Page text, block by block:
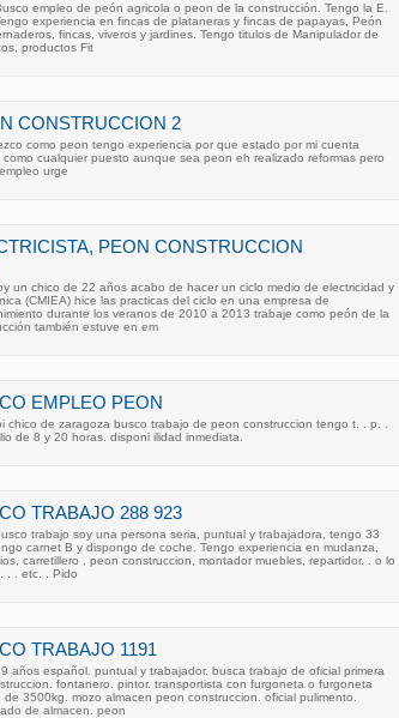
empleo de peón agricola o peon de la construcción. Tengo la E.
experiencia en fincas de plataneras y fincas de papayas, Peón
fincas, viveros y jardines. Tengo titulos de Manipulador de
productos Fit
CONSTRUCCION 2
como peon tengo experiencia por que estado por mi cuenta
como cualquier puesto aunque sea peon eh realizado reformas pero
urge
PEON CONSTRUCCION
un chico de 22 años acabo de hacer un ciclo medio de electricidad y
(CMIEA) hice las practicas del ciclo en una empresa de
durante los veranos de 2010 a 2013 trabaje como peón de la
también estuve en em
EMPLEO PEON
chico de zaragoza busco trabajo de peon construccion tengo t. . p. .
de 8 y 20 horas. disponi ilidad inmediata.
TRABAJO 288 923
trabajo soy una persona seria, puntual y trabajadora, tengo 33
carnet B y dispongo de coche. Tengo experiencia en mudanza,
carretillero , peon construccion, montador muebles, repartidor. . o lo
. . etc. . Pido
TRABAJO 1191
años español. puntual y trabajador. busca trabajo de oficial primera
fontanero. pintor. transportista con furgoneta o furgoneta
de 3500kg. mozo almacen peon construccion. oficial pulimento.
de almacen. peon